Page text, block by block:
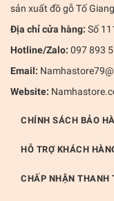
sản xuất đồ gỗ Tố
Địa chỉ cửa hàng: Số
Hotline/Zalo: 097 893
Email:
Website:
CHÍNH SÁCH BẢO
HỖ TRỢ KHÁCH
CHẤP NHẬN THANH